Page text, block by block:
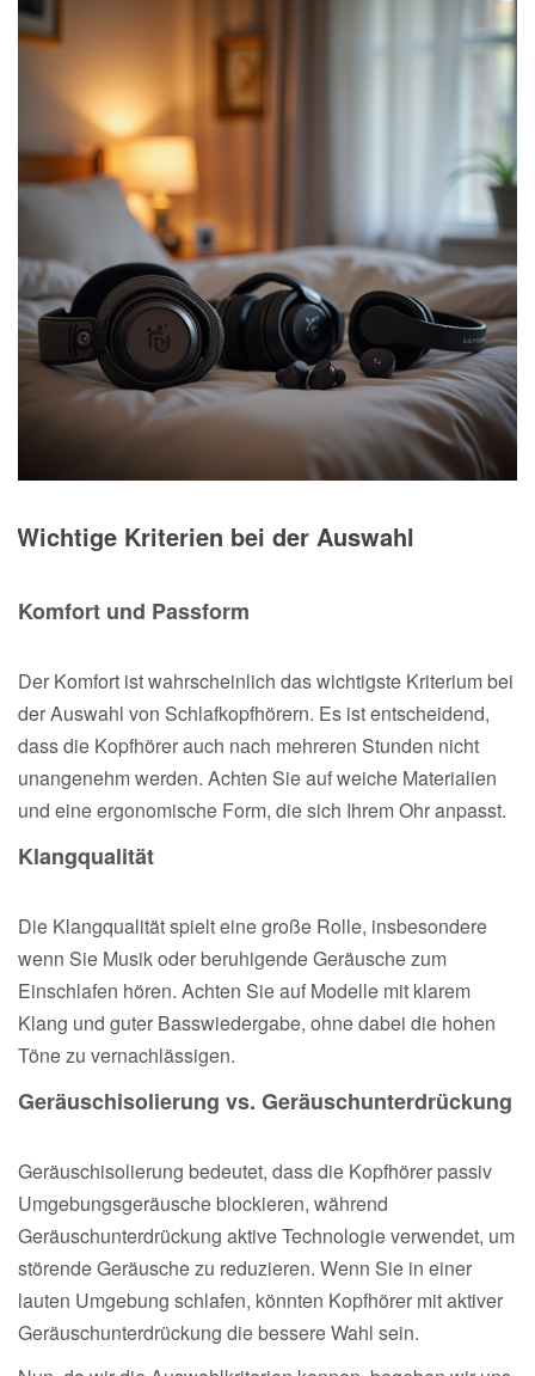
Wichtige Kriterien bei der Auswahl
Komfort und Passform
Der Komfort ist wahrscheinlich das wichtigste Kriterium bei
der Auswahl von Schlafkopfhörern. Es ist entscheidend,
dass die Kopfhörer auch nach mehreren Stunden nicht
unangenehm werden. Achten Sie auf weiche Materialien
und eine ergonomische Form, die sich Ihrem Ohr anpasst.
Klangqualität
Die Klangqualität spielt eine große Rolle, insbesondere
wenn Sie Musik oder beruhigende Geräusche zum
Einschlafen hören. Achten Sie auf Modelle mit klarem
Klang und guter Basswiedergabe, ohne dabei die hohen
Töne zu vernachlässigen.
Geräuschisolierung vs. Geräuschunterdrückung
Geräuschisolierung bedeutet, dass die Kopfhörer passiv
Umgebungsgeräusche blockieren, während
Geräuschunterdrückung aktive Technologie verwendet, um
störende Geräusche zu reduzieren. Wenn Sie in einer
lauten Umgebung schlafen, könnten Kopfhörer mit aktiver
Geräuschunterdrückung die bessere Wahl sein.